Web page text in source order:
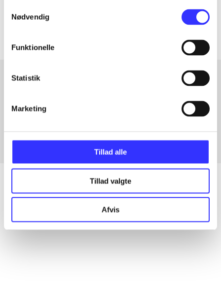
Nødvendig
Funktionelle
Statistik
Marketing
Tillad alle
Tillad valgte
Afvis
Artiklerne i
Fra
Alle registrerede artikler fordelt på udgivelser